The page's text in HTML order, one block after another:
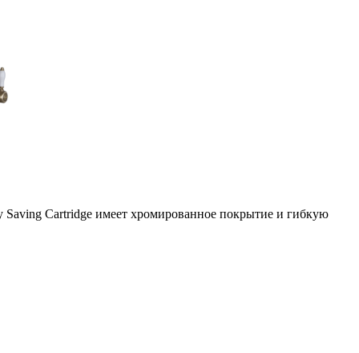
Cartridge имеет хромированное покрытие и гибкую